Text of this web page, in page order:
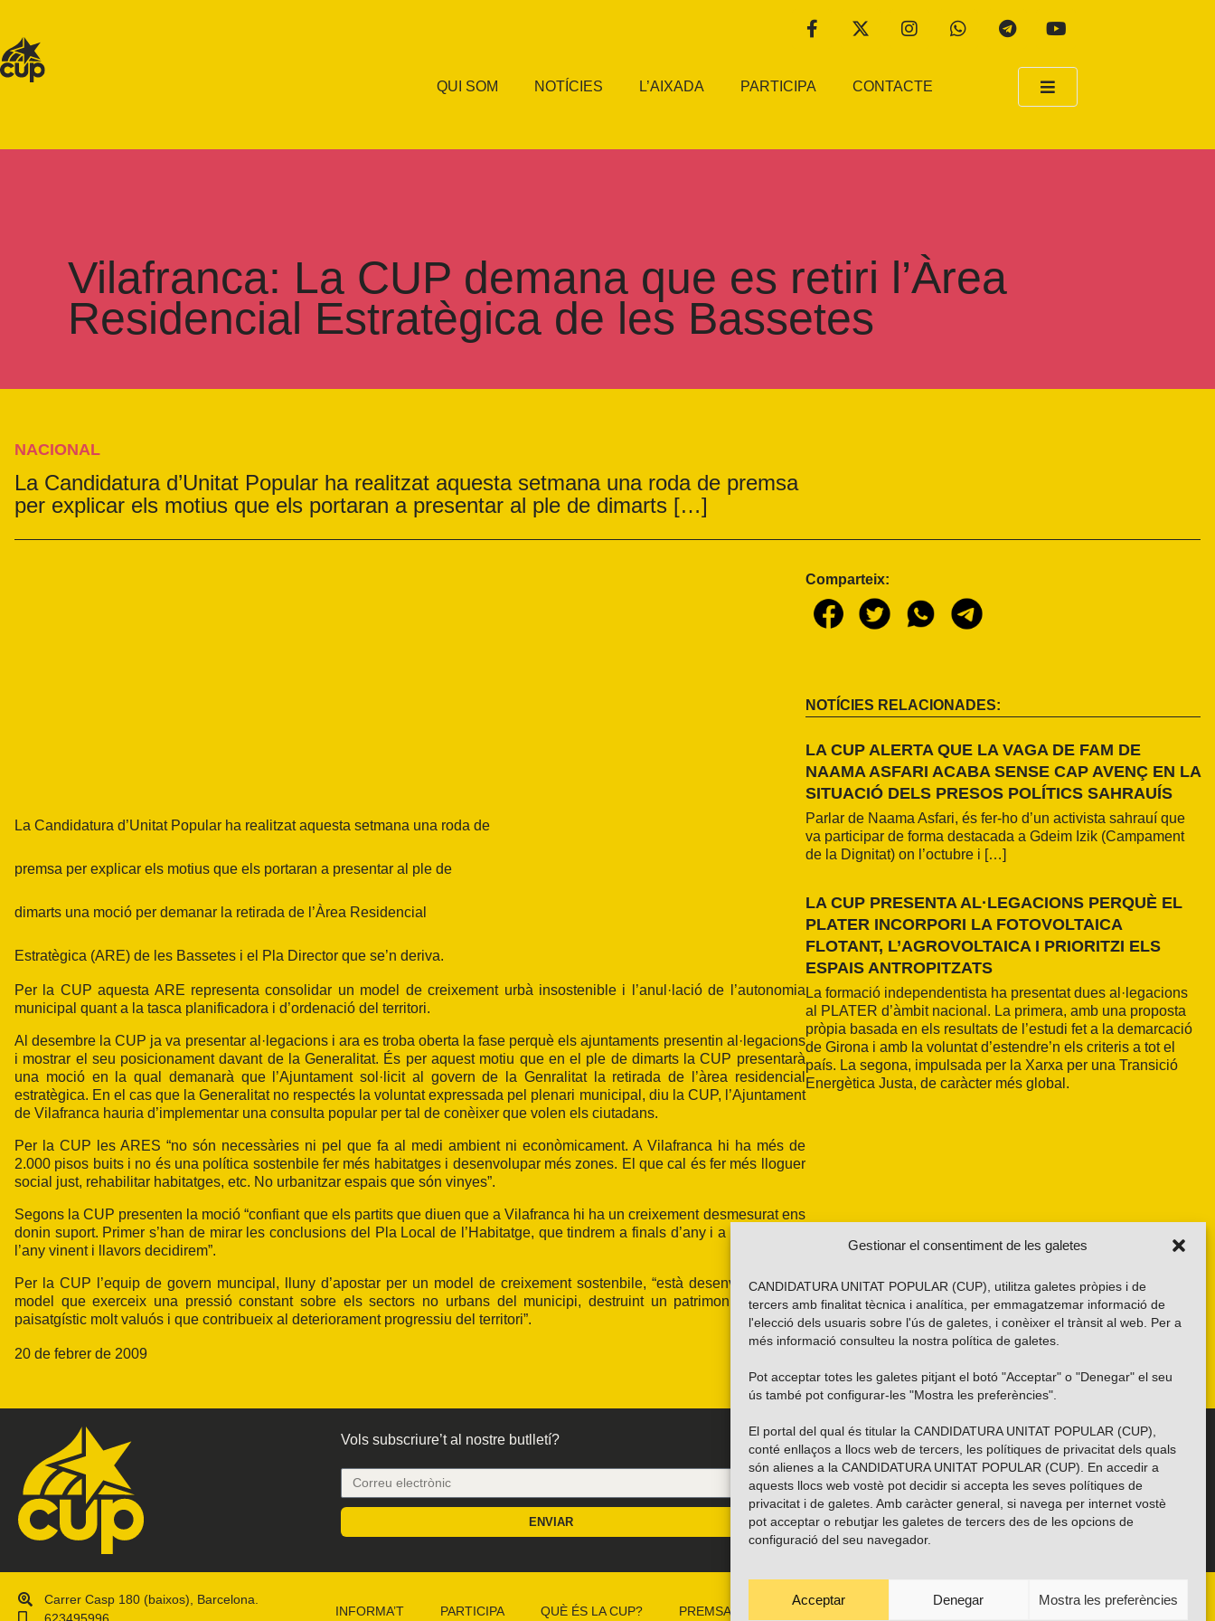
Gestionar el consentiment de les galetes
CANDIDATURA UNITAT POPULAR (CUP), utilitza galetes pròpies i de
tercers amb finalitat tècnica i analítica, per emmagatzemar informació de
l'elecció dels usuaris sobre l'ús de galetes, i conèixer el trànsit al web. Per a
més informació consulteu la nostra política de galetes
Pot acceptar totes les galetes pitjant el botó "Acceptar" o "Denegar" el seu
ús també pot configurar-les "Mostra les preferències".
El portal del qual és titular la CANDIDATURA UNITAT POPULAR (CUP),
conté enllaços a llocs web de tercers, les polítiques de privacitat dels quals
són alienes a la CANDIDATURA UNITAT POPULAR (CUP). En accedir a
aquests llocs web vostè pot decidir si accepta les seves polítiques de
privacitat i de galetes. Amb caràcter general, si navega per internet vostè
pot acceptar o rebutjar les galetes de tercers des de les opcions de
configuració del seu navegador.
Acceptar Denegar Mostra les preferències
QUI SOM NOTÍCIES L’AIXADA PARTICIPA CONTACTE
Vilafranca: La CUP demana que es retiri l’Àrea
Residencial Estratègica de les Bassetes
NACIONAL
La Candidatura d’Unitat Popular ha realitzat aquesta setmana una roda de premsa
per explicar els motius que els portaran a presentar al ple de dimarts […]
La Candidatura d’Unitat Popular ha realitzat aquesta setmana una roda de
premsa per explicar els motius que els portaran a presentar al ple de
dimarts una moció per demanar la retirada de l’Àrea Residencial
Estratègica (ARE) de les Bassetes i el Pla Director que se’n deriva.
Per la CUP aquesta ARE representa consolidar un model de creixement urbà insostenible i l’anul·lació de l’autonomia
municipal quant a la tasca planificadora i d’ordenació del territori.
Al desembre la CUP ja va presentar al·legacions i ara es troba oberta la fase perquè els ajuntaments presentin al·legacions
i mostrar el seu posicionament davant de la Generalitat. És per aquest motiu que en el ple de dimarts la CUP presentarà
una moció en la qual demanarà que l’Ajuntament sol·licit al govern de la Genralitat la retirada de l’àrea residencial
estratègica. En el cas que la Generalitat no respectés la voluntat expressada pel plenari municipal, diu la CUP, l’Ajuntament
de Vilafranca hauria d’implementar una consulta popular per tal de conèixer que volen els ciutadans.
Per la CUP les ARES “no són necessàries ni pel que fa al medi ambient ni econòmicament. A Vilafranca hi ha més de
2.000 pisos buits i no és una política sostenbile fer més habitatges i desenvolupar més zones. El que cal és fer més lloguer
social just, rehabilitar habitatges, etc. No urbanitzar espais que són vinyes”.
Segons la CUP presenten la moció “confiant que els partits que diuen que a Vilafranca hi ha un creixement desmesurat ens
donin suport. Primer s’han de mirar les conclusions del Pla Local de l’Habitatge, que tindrem a finals d’any i a principis de
l’any vinent i llavors decidirem”.
Per la CUP l’equip de govern muncipal, lluny d’apostar per un model de creixement sostenbile, “està desenvolupant un
model que exerceix una pressió constant sobre els sectors no urbans del municipi, destruint un patrimoni ecològic i
paisatgístic molt valuós i que contribueix al deteriorament progressiu del territori”.
20 de febrer de 2009
Comparteix:
NOTÍCIES RELACIONADES:
LA CUP ALERTA QUE LA VAGA DE FAM DE
NAAMA ASFARI ACABA SENSE CAP AVENÇ EN LA
SITUACIÓ DELS PRESOS POLÍTICS SAHRAUÍS
Parlar de Naama Asfari, és fer-ho d’un activista sahrauí que
va participar de forma destacada a Gdeim Izik (Campament
de la Dignitat) on l’octubre i […]
LA CUP PRESENTA AL·LEGACIONS PERQUÈ EL
PLATER INCORPORI LA FOTOVOLTAICA
FLOTANT, L’AGROVOLTAICA I PRIORITZI ELS
ESPAIS ANTROPITZATS
La formació independentista ha presentat dues al·legacions
al PLATER d’àmbit nacional. La primera, amb una proposta
pròpia basada en els resultats de l’estudi fet a la demarcació
de Girona i amb la voluntat d’estendre’n els criteris a tot el
país. La segona, impulsada per la Xarxa per una Transició
Energètica Justa, de caràcter més global.
Vols subscriure’t al nostre butlletí?
ENVIAR
Troba’ns a les xarxes socials
Carrer Casp 180 (baixos), Barcelona.
623495996
INFORMA’T PARTICIPA QUÈ ÉS LA CUP? PREMSA CAMPANYES TRANSPARÈNCIA